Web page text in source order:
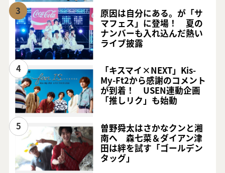
3
原因は自分にある。が「サ
マフェス」に登場！ 夏の
ナンバーも入れ込んだ熱い
ライブ披露
4
「キスマイ×NEXT」Kis-
My-Ft2から感謝のコメント
が到着！ USEN連動企画
「推しリク」も始動
5
曽野舜太はさかなクンと湘
南へ 森七菜＆ダイアン津
田は絆を試す「ゴールデン
タッグ」